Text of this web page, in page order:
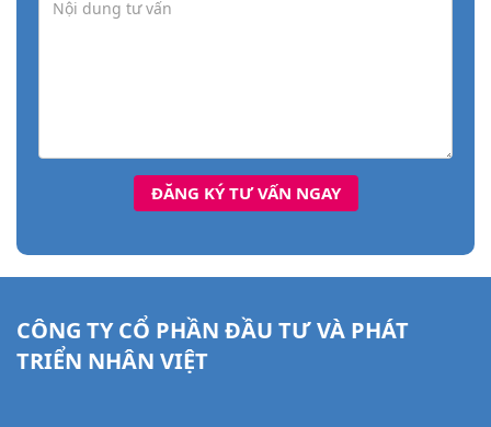
CÔNG TY CỔ PHẦN ĐẦU TƯ VÀ PHÁT
TRIỂN NHÂN VIỆT